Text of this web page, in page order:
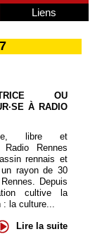
Liens
OU
À RADIO
libre et
Radio Rennes
rennais et
rayon de 30
Depuis
cultive la
: la culture...
Lire la suite